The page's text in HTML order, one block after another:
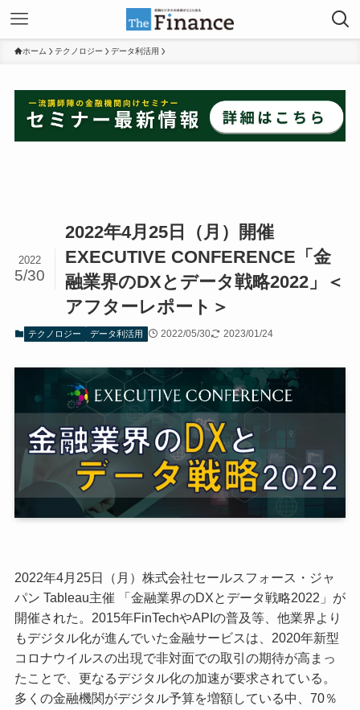
ホーム テクノロジー データ利活用
2022年4月25日（月）開催
EXECUTIVE CONFERENCE「金
融業界のDXとデータ戦略2022」＜
アフターレポート＞
2022
5/30
テクノロジー データ利活用 2022/05/30 2023/01/24
2022年4月25日（月）株式会社セールスフォース・ジャ
パン Tableau主催 「金融業界のDXとデータ戦略2022」が
開催された。2015年FinTechやAPIの普及等、他業界より
もデジタル化が進んでいた金融サービスは、2020年新型
コロナウイルスの出現で非対面での取引の期待が高まっ
たことで、更なるデジタル化の加速が要求されている。
多くの金融機関がデジタル予算を増額している中、70％